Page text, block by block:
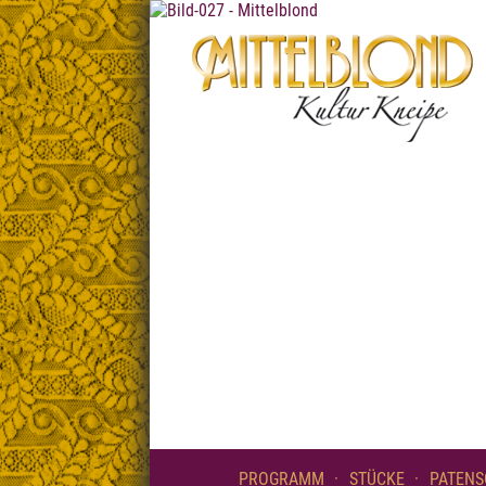
PROGRAMM STÜCKE